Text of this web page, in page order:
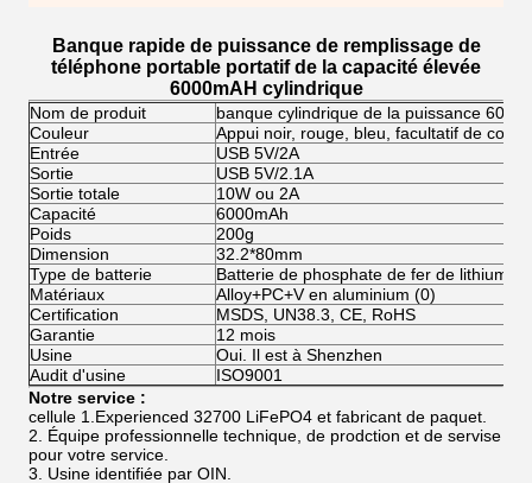
Banque rapide de puissance de remplissage de
téléphone portable portatif de la capacité élevée
6000mAH cylindrique
Nom de produit
banque cylindrique de la puissance
Couleur
Appui noir, rouge, bleu, facultatif de
Entrée
USB 5V/2A
Sortie
USB 5V/2.1A
Sortie totale
10W ou 2A
Capacité
6000mAh
Poids
200g
Dimension
32.2*80mm
Type de batterie
Batterie de phosphate de fer de lithium
Matériaux
Alloy+PC+V en aluminium (0)
Certification
MSDS, UN38.3, CE, RoHS
Garantie
12 mois
Usine
Oui. Il est à Shenzhen
Audit d'usine
ISO9001
Notre service :
cellule 1.Experienced 32700 LiFePO4 et fabricant de paquet.
2. Équipe professionnelle technique, de prodction et de servise
pour votre service.
3. Usine identifiée par OIN.